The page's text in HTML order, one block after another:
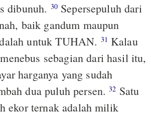
dibunuh. 30Sepersepuluh dari
baik gandum maupun
untuk TUHAN. 31 Kalau
sebagian dari hasil itu,
harganya yang sudah
dua puluh persen.32 Satu
ekor ternak adalah milik